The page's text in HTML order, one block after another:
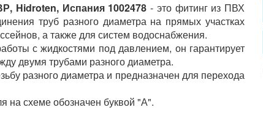
Hidroten, Испания 1002478 - это фитинг из ПВХ
труб разного диаметра на прямых участках
а также для систем водоснабжения.
с жидкостями под давлением, он гарантирует
двумя трубами разного диаметра.
разного диаметра и предназначен для перехода
на схеме обозначен буквой "А".